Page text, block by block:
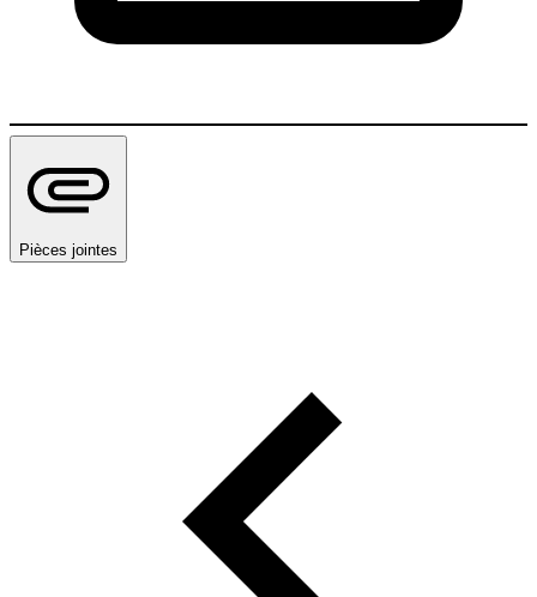
Pièces jointes